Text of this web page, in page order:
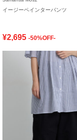
イージーペインターパンツ
¥2,695 -50%OFF-